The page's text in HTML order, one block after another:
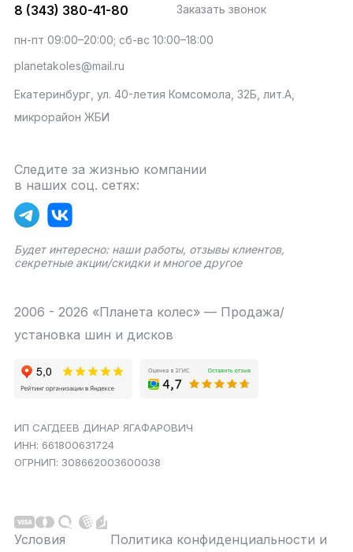
8 (343) 380-41-80 Заказать звонок
пн-пт 09:00–20:00; сб-вс 10:00–18:00
planetakoles@mail.ru
Екатеринбург, ул. 40-летия Комсомола, 32Б, лит.А,
микрорайон ЖБИ
Следите за жизнью компании
в наших соц. сетях:
Будет интересно: наши работы, отзывы клиентов,
секретные акции/скидки и многое другое
2006 - 2026 «Планета колес» — Продажа/
установка шин и дисков
ИП САГДЕЕВ ДИНАР ЯГАФАРОВИЧ
ИНН: 661800631724
ОГРНИП: 308662003600038
Условия
Политика конфиденциальности и